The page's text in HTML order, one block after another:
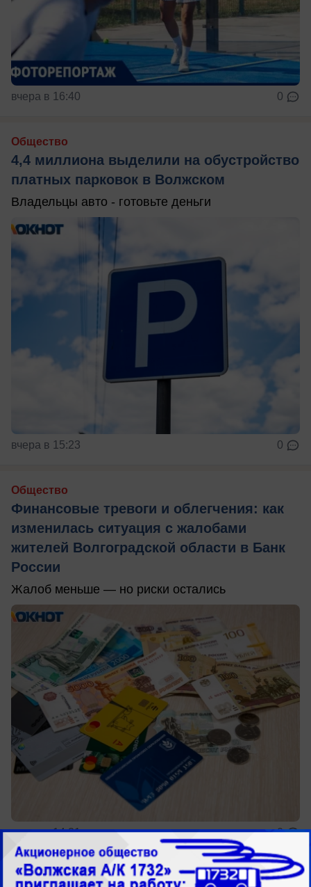
вчера в 16:40 0
Общество
4,4 миллиона выделили на обустройство
платных парковок в Волжском
Владельцы авто - готовьте деньги
вчера в 15:23 0
Общество
Финансовые тревоги и облегчения: как
изменилась ситуация с жалобами
жителей Волгоградской области в Банк
России
Жалоб меньше — но риски остались
вчера в 14:31 0
Общество